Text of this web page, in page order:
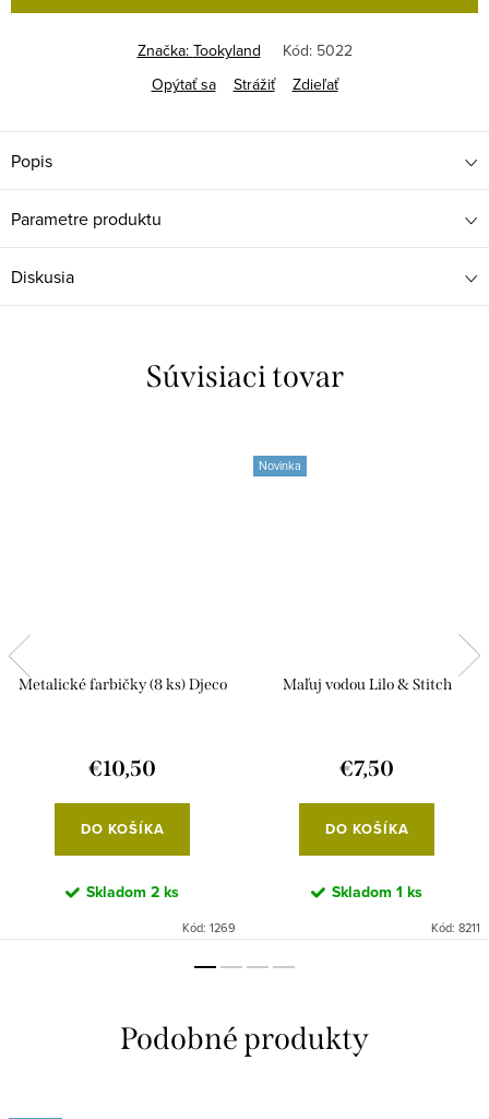
Značka: Tookyland Kód: 5022
Opýtať sa
Strážiť Zdieľať
Popis
Parametre produktu
Diskusia
Súvisiaci tovar
Metalické farbičky (8 ks) Djeco
€10,50
DO KOŠÍKA
Skladom 2 ks
Kód: 1269
Novinka
Maľuj vodou Lilo & Stitch
€7,50
DO KOŠÍKA
Skladom 1 ks
Kód: 8211